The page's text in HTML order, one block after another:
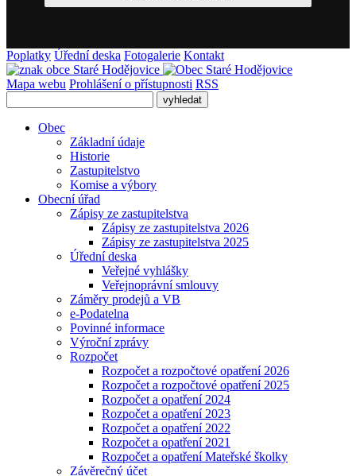
Poplatky Úřední deska Fotogalerie Kontakt
Mapa webu Prohlášení o přístupnosti RSS
Obec
Základní údaje
Historie
Zastupitelstvo
Komise a výbory
Obecní úřad
Zápisy ze zastupitelstva
Zápisy ze zastupitelstva 2026
Zápisy ze zastupitelstva 2025
Úřední deska
Veřejné vyhlášky
Veřejnoprávní smlouvy
Záměry prodejů a VB
e-Podatelna
Povinné informace
Výroční zprávy
Rozpočet
Rozpočet a rozpočtové opatření 2026
Rozpočet a rozpočtové opatření 2025
Rozpočet a opatření 2024
Rozpočet a opatření 2023
Rozpočet a opatření 2022
Rozpočet a opatření 2021
Rozpočet a opatření Mateřské školky
Závěrečný účet